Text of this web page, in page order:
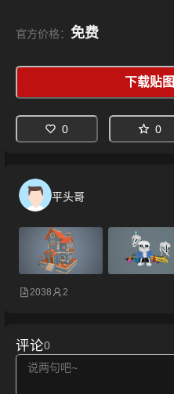
官方价格： 免费
下载贴图
0 0
平头哥
2038 2
评论0